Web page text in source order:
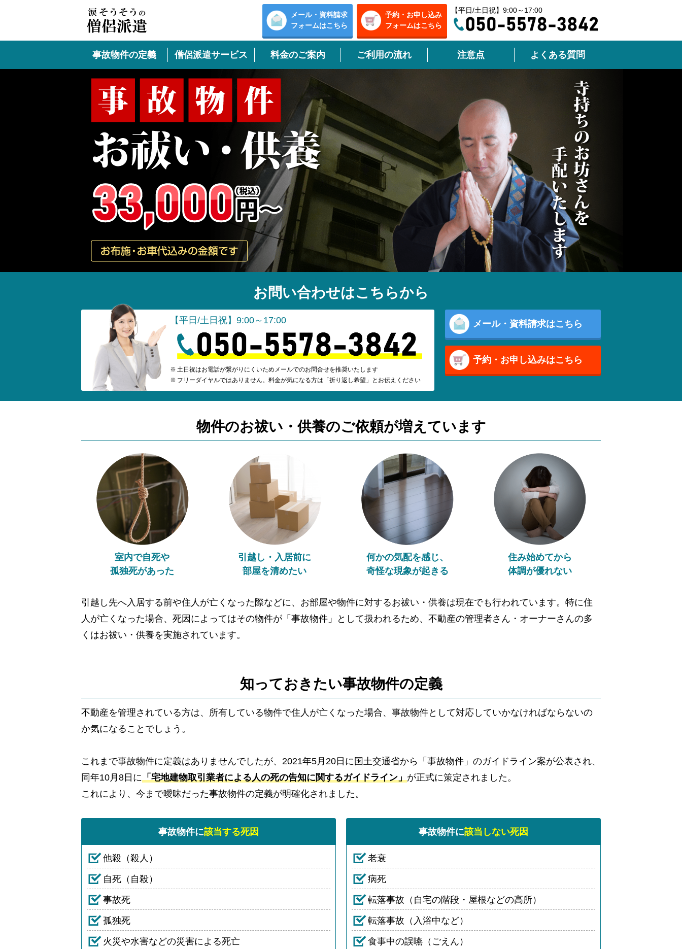
メール・資料請求
フォームはこちら
予約・お申し込み
フォームはこちら
【平日/土日祝】9:00～17:00
事故物件の定義 僧侶派遣サービス 料金のご案内 ご利用の流れ 注意点 よくある質問
お問い合わせはこちらから
【平日/土日祝】9:00～17:00
土日祝はお電話が繋がりにくいためメールでのお問合せを推奨いたします
フリーダイヤルではありません。料金が気になる方は「折り返し希望」とお伝えください
メール・資料請求はこちら
予約・お申し込みはこちら
物件のお祓い・供養のご依頼が増えています
室内で自死や
孤独死があった
引越し・入居前に
部屋を清めたい
何かの気配を感じ、
奇怪な現象が起きる
住み始めてから
体調が優れない
引越し先へ入居する前や住人が亡くなった際などに、お部屋や物件に対するお祓い・供養は現在でも行われています。特に住
人が亡くなった場合、死因によってはその物件が「事故物件」として扱われるため、不動産の管理者さん・オーナーさんの多
くはお祓い・供養を実施されています。
知っておきたい事故物件の定義
不動産を管理されている方は、所有している物件で住人が亡くなった場合、事故物件として対応していかなければならないの
か気になることでしょう。
これまで事故物件に定義はありませんでしたが、2021年5月20日に国土交通省から「事故物件」のガイドライン案が公表され、
同年10月8日に「宅地建物取引業者による人の死の告知に関するガイドライン」が正式に策定されました。
これにより、今まで曖昧だった事故物件の定義が明確化されました。
事故物件に該当する死因
他殺（殺人）
自死（自殺）
事故死
孤独死
火災や水害などの災害による死亡
事故物件に該当しない死因
老衰
病死
転落事故（自宅の階段・屋根などの高所）
転落事故（入浴中など）
食事中の誤嚥（ごえん）